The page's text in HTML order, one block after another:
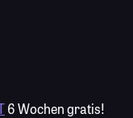
6 Wochen gratis!